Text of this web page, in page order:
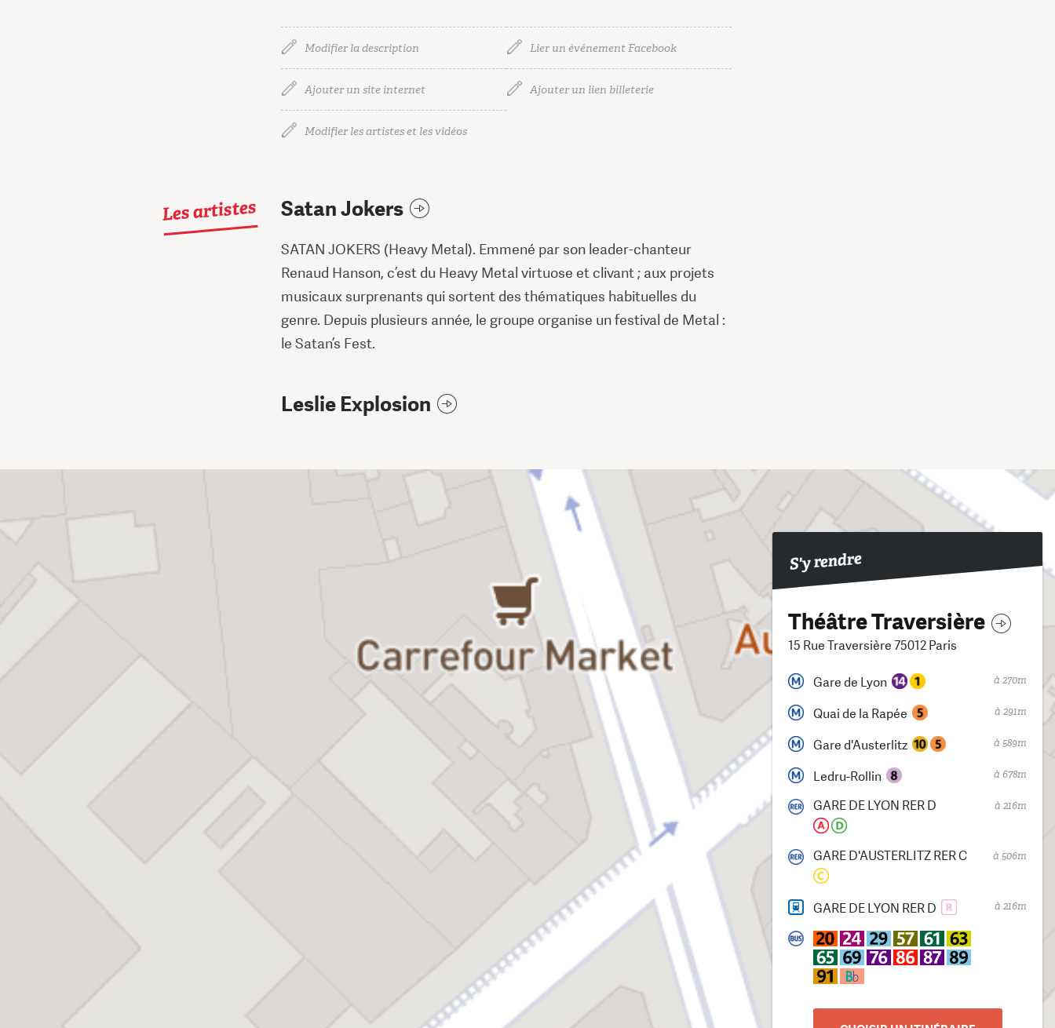
Modifier la description Lier un événement Facebook
Ajouter un site internet Ajouter un lien billeterie
Modifier les artistes et les vidéos
Les artistes Satan Jokers
SATAN JOKERS (Heavy Metal). Emmené par son leader-chanteur
Renaud Hanson, c’est du Heavy Metal virtuose et clivant ; aux projets
musicaux surprenants qui sortent des thématiques habituelles du
genre. Depuis plusieurs année, le groupe organise un festival de Metal :
le Satan’s Fest.
Leslie Explosion
S'y rendre
Théâtre Traversière
15 Rue Traversière 75012 Paris
Gare de Lyon à 270m
Quai de la Rapée à 291m
Gare d'Austerlitz à 589m
Ledru-Rollin à 678m
GARE DE LYON RER D à 216m
GARE D'AUSTERLITZ RER C à 506m
GARE DE LYON RER D à 216m